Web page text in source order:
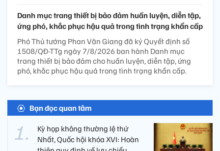
Danh mục trang thiết bị bảo đảm huấn luyện, diễn tập,
ứng phó, khắc phục hậu quả trong tình trạng khẩn cấp
Phó Thủ tướng Phan Văn Giang đã ký Quyết định số
1508/QĐ-TTg ngày 7/8/2026 ban hành Danh mục
trang thiết bị bảo đảm cho huấn luyện, diễn tập, ứng
phó, khắc phục hậu quả trong tình trạng khẩn cấp.
Bạn đọc quan tâm
Kỳ họp không thường lệ thứ
Nhất, Quốc hội khóa XVI: Hoàn